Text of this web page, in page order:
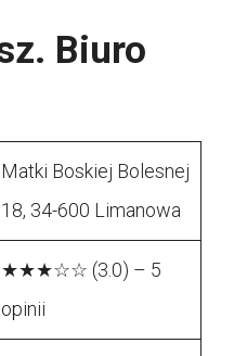
Biuro
Matki Boskiej Bolesnej
18, 34-600 Limanowa
★★★☆☆ (3.0) – 5
opinii